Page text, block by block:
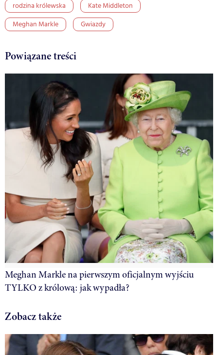
rodzina królewska
Kate Middleton
Meghan Markle
Gwiazdy
Powiązane treści
Meghan Markle na pierwszym oficjalnym wyjściu
TYLKO z królową: jak wypadła?
Zobacz także